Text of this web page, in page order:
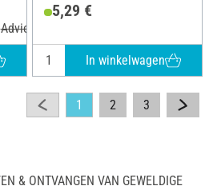
Adviesprijs 5,46 €
5,29 €
In winkelwagen
1 2 3
& ONTVANGEN VAN GEWELDIGE